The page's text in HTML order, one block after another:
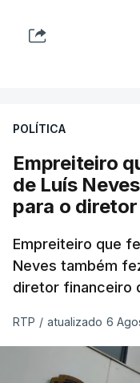
POLÍTICA
Empreiteiro
de Luís
para o
Empreiteiro que
Neves também
diretor financeiro
RTP / atualizado 6